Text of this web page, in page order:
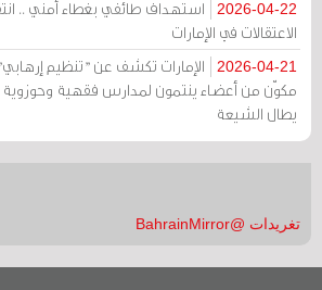
2026-04-22
استهداف طائفي بغطاء أمني ..
الاعتقالات في الإمارات
2026-04-21
الإمارات تكشف عن "تنظيم إرهابي"
مكوّن من أعضاء ينتمون لمدارس فقهية
يطال الشيعة
تغريدات @BahrainMirror